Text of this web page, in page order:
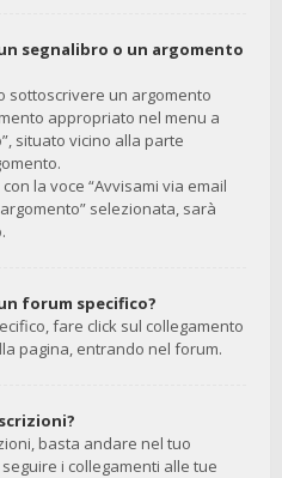
segnalibro o un argomento
sottoscrivere un argomento
appropriato nel menu a
situato vicino alla parte
la voce “Avvisami via email
selezionata, sarà
forum specifico?
fare click sul collegamento
pagina, entrando nel forum.
basta andare nel tuo
i collegamenti alle tue